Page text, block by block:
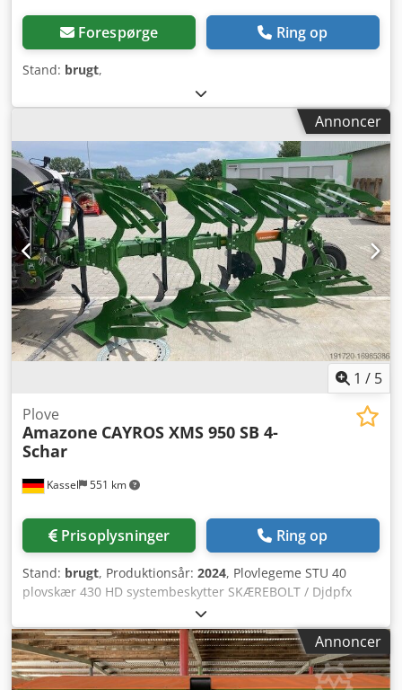
Forespørge Ring op
Stand: brugt,
Annoncer
1 / 5
Kassel 551 km
Plove
Amazone CAYROS XMS 950 SB 4-
Schar
Prisoplysninger Ring op
Stand: brugt, Produktionsår: 2024, Plovlegeme STU 40
plovskær 430 HD systembeskytter SKÆREBOLT / Djdpfx
Annoncer